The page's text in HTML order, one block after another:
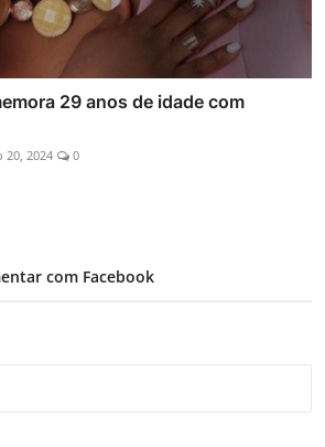
29 anos de idade com
20, 2024 0
com Facebook